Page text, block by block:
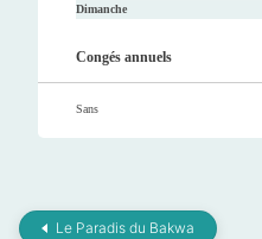
Dimanche
Congés annuels
Sans
Le Paradis du Bakwa